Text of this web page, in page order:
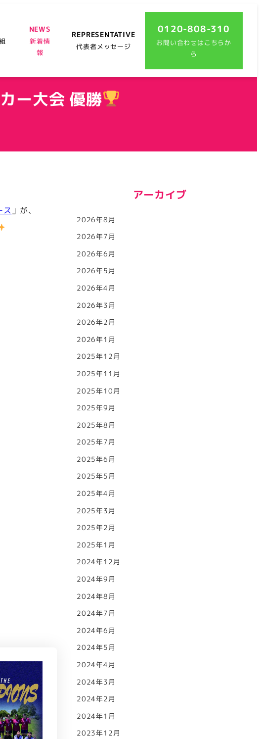
NEWS
新着情
報
REPRESENTATIVE
代表者メッセージ
0120-808-310
お問い合わせはこちらか
ら
ー大会 優勝
ス 」が、
アーカイブ
2026年8月
2026年7月
2026年6月
2026年5月
2026年4月
2026年3月
2026年2月
2026年1月
2025年12月
2025年11月
2025年10月
2025年9月
2025年8月
2025年7月
2025年6月
2025年5月
2025年4月
2025年3月
2025年2月
2025年1月
2024年12月
2024年9月
2024年8月
2024年7月
2024年6月
2024年5月
2024年4月
2024年3月
2024年2月
2024年1月
2023年12月